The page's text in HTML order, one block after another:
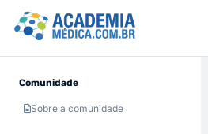
Comunidade
Sobre a comunidade